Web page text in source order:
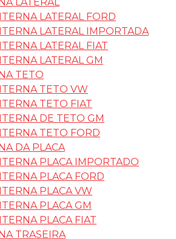
LATERAL FORD
LATERAL IMPORTADA
LATERAL FIAT
LATERAL GM
TETO
TETO VW
TETO FIAT
DE TETO GM
TETO FORD
DA PLACA
PLACA IMPORTADO
PLACA FORD
PLACA VW
PLACA GM
PLACA FIAT
TRASEIRA